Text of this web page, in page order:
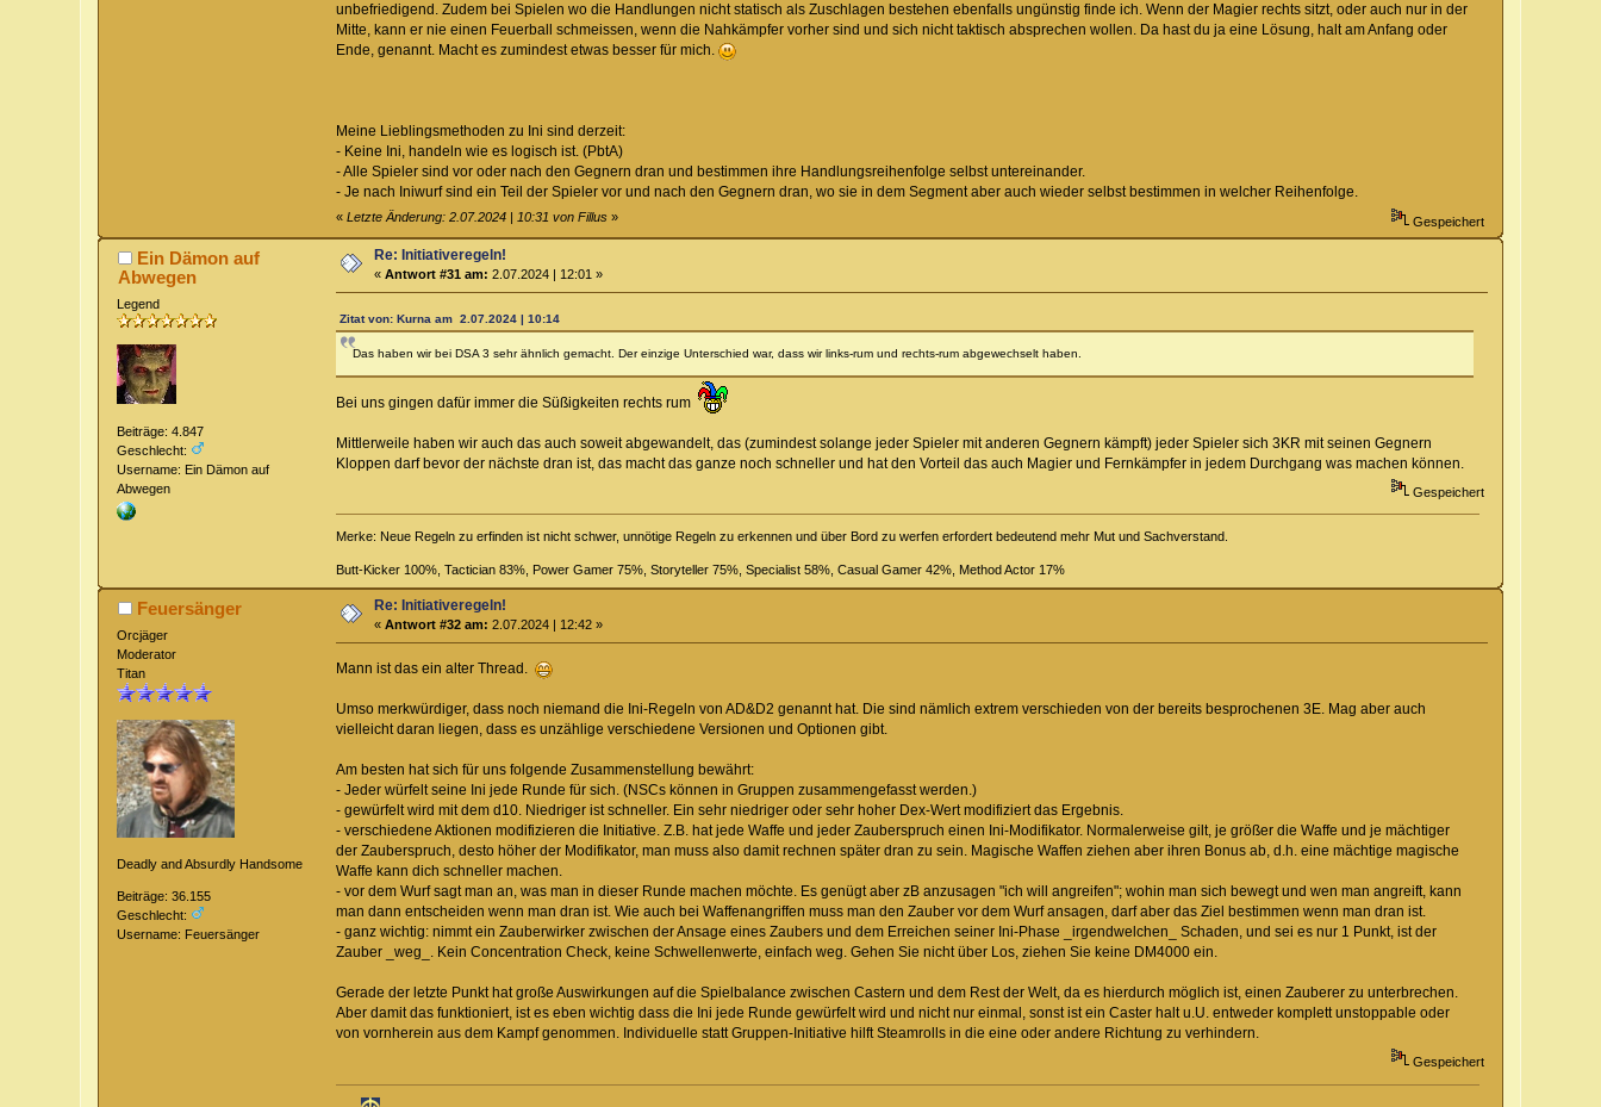
unbefriedigend. Zudem bei Spielen wo die Handlungen nicht statisch als Zuschlagen bestehen ebenfalls ungünstig finde ich. Wenn der Magier rechts sitzt, oder auch nur in der
Mitte, kann er nie einen Feuerball schmeissen, wenn die Nahkämpfer vorher sind und sich nicht taktisch absprechen wollen. Da hast du ja eine Lösung, halt am Anfang oder
Ende, genannt. Macht es zumindest etwas besser für mich.
Meine Lieblingsmethoden zu Ini sind derzeit:
- Keine Ini, handeln wie es logisch ist. (PbtA)
- Alle Spieler sind vor oder nach den Gegnern dran und bestimmen ihre Handlungsreihenfolge selbst untereinander.
- Je nach Iniwurf sind ein Teil der Spieler vor und nach den Gegnern dran, wo sie in dem Segment aber auch wieder selbst bestimmen in welcher Reihenfolge.
« Letzte Änderung: 2.07.2024 | 10:31 von Fillus» Gespeichert
Ein Dämon auf
Abwegen
Legend
Beiträge: 4.847
Geschlecht:
Username: Ein Dämon auf
Abwegen
Re: Initiativeregeln!
«Antwort #31 am: 2.07.2024 | 12:01 »
Zitat von: Kurna am 2.07.2024 | 10:14
Das haben wir bei DSA 3 sehr ähnlich gemacht. Der einzige Unterschied war, dass wir links-rum und rechts-rum abgewechselt haben.
Bei uns gingen dafür immer die Süßigkeiten rechts rum
Mittlerweile haben wir auch das auch soweit abgewandelt, das (zumindest solange jeder Spieler mit anderen Gegnern kämpft) jeder Spieler sich 3KR mit seinen Gegnern
Kloppen darf bevor der nächste dran ist, das macht das ganze noch schneller und hat den Vorteil das auch Magier und Fernkämpfer in jedem Durchgang was machen können.
Gespeichert
Merke: Neue Regeln zu erfinden ist nicht schwer, unnötige Regeln zu erkennen und über Bord zu werfen erfordert bedeutend mehr Mut und Sachverstand.
Butt-Kicker 100%, Tactician 83%, Power Gamer 75%, Storyteller 75%, Specialist 58%, Casual Gamer 42%, Method Actor 17%
Feuersänger
Orcjäger
Moderator
Titan
Deadly and Absurdly Handsome
Beiträge: 36.155
Geschlecht:
Username: Feuersänger
Re: Initiativeregeln!
«Antwort #32 am: 2.07.2024 | 12:42 »
Mann ist das ein alter Thread.
Umso merkwürdiger, dass noch niemand die Ini-Regeln von AD&D2 genannt hat. Die sind nämlich extrem verschieden von der bereits besprochenen 3E. Mag aber auch
vielleicht daran liegen, dass es unzählige verschiedene Versionen und Optionen gibt.
Am besten hat sich für uns folgende Zusammenstellung bewährt:
- Jeder würfelt seine Ini jede Runde für sich. (NSCs können in Gruppen zusammengefasst werden.)
- gewürfelt wird mit dem d10. Niedriger ist schneller. Ein sehr niedriger oder sehr hoher Dex-Wert modifiziert das Ergebnis.
- verschiedene Aktionen modifizieren die Initiative. Z.B. hat jede Waffe und jeder Zauberspruch einen Ini-Modifikator. Normalerweise gilt, je größer die Waffe und je mächtiger
der Zauberspruch, desto höher der Modifikator, man muss also damit rechnen später dran zu sein. Magische Waffen ziehen aber ihren Bonus ab, d.h. eine mächtige magische
Waffe kann dich schneller machen.
- vor dem Wurf sagt man an, was man in dieser Runde machen möchte. Es genügt aber zB anzusagen "ich will angreifen"; wohin man sich bewegt und wen man angreift, kann
man dann entscheiden wenn man dran ist. Wie auch bei Waffenangriffen muss man den Zauber vor dem Wurf ansagen, darf aber das Ziel bestimmen wenn man dran ist.
- ganz wichtig: nimmt ein Zauberwirker zwischen der Ansage eines Zaubers und dem Erreichen seiner Ini-Phase _irgendwelchen_ Schaden, und sei es nur 1 Punkt, ist der
Zauber _weg_. Kein Concentration Check, keine Schwellenwerte, einfach weg. Gehen Sie nicht über Los, ziehen Sie keine DM4000 ein.
Gerade der letzte Punkt hat große Auswirkungen auf die Spielbalance zwischen Castern und dem Rest der Welt, da es hierdurch möglich ist, einen Zauberer zu unterbrechen.
Aber damit das funktioniert, ist es eben wichtig dass die Ini jede Runde gewürfelt wird und nicht nur einmal, sonst ist ein Caster halt u.U. entweder komplett unstoppable oder
von vornherein aus dem Kampf genommen. Individuelle statt Gruppen-Initiative hilft Steamrolls in die eine oder andere Richtung zu verhindern.
Gespeichert